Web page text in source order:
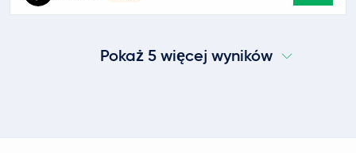
Pokaż 5 więcej wyników